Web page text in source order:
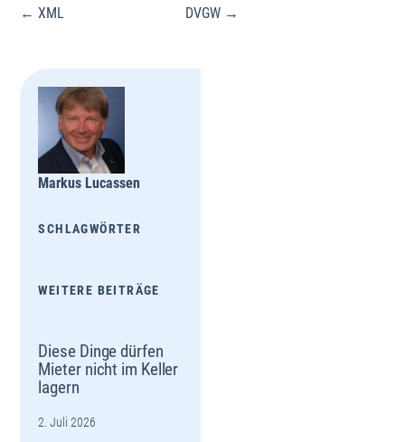
Beitragsnavigation
← XML DVGW →
Markus Lucassen
SCHLAGWÖRTER
WEITERE BEITRÄGE
Diese Dinge dürfen
Mieter nicht im Keller
lagern
2. Juli 2026